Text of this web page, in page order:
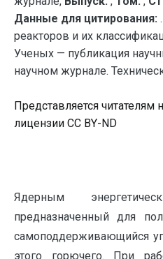
Данные для цитирования:
реакторов и их
Ученых — публикация
научном журнале.
Представляется читателям
лицензии CC BY-ND
Ядерным
предназначенный для
самоподдерживающийся
этого горючего. При